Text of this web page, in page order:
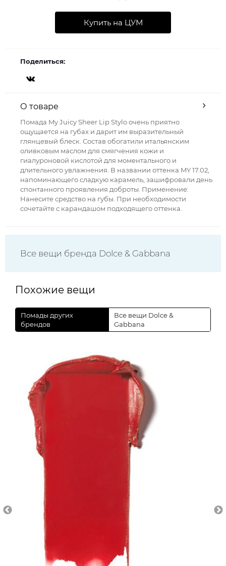
Купить на ЦУМ
Поделиться:
О товаре
Помада My Juicy Sheer Lip Stylo очень приятно
ощущается на губах и дарит им выразительный
глянцевый блеск. Состав обогатили итальянским
оливковым маслом для смягчения кожи и
гиалуроновой кислотой для моментального и
длительного увлажнения. В названии оттенка MY 17.02,
напоминающего сладкую карамель, зашифровали день
спонтанного проявления доброты. Применение:
Нанесите средство на губы. При необходимости
сочетайте с карандашом подходящего оттенка.
Все вещи бренда Dolce & Gabbana
Похожие вещи
Помады других
брендов
Все вещи Dolce &
Gabbana